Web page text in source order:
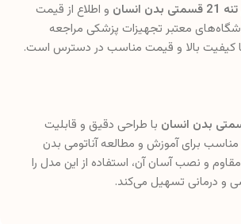
انسان
و اطلاع از قیمت
معتبر تجهیزات پزشکی مراجعه
کیفیت بالا و قیمت مناسب در دسترس است.
با طراحی دقیق و قابلیت
مناسب برای آموزش و مطالعه آناتومی بدن
و نصب آسان آن، استفاده از این مدل را
و درمانی تسهیل می‌کند.